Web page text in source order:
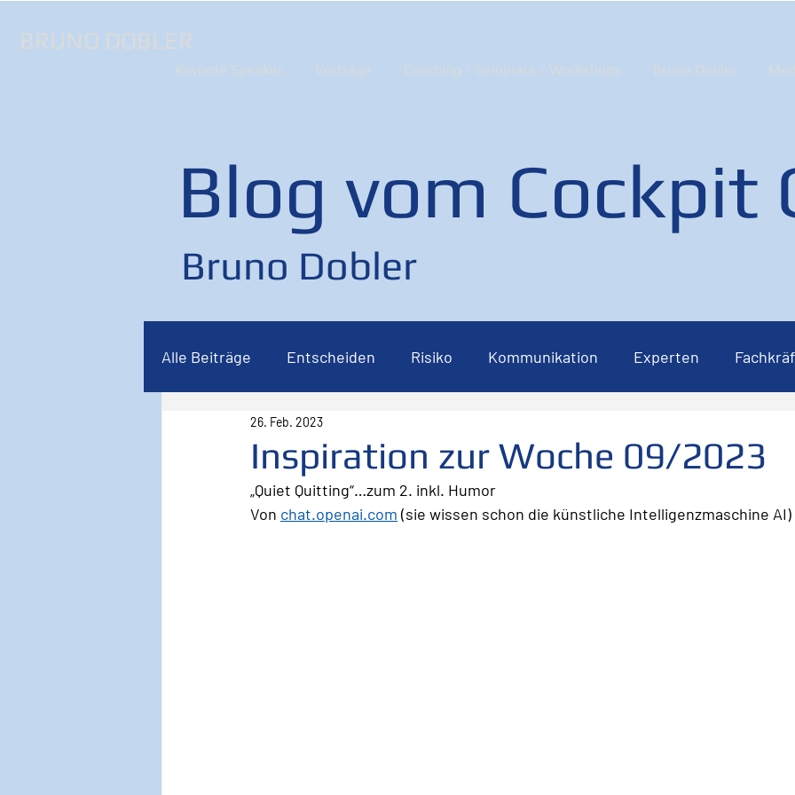
BRUNO DOBLER
Keynote Speaker Vorträge Coaching / Seminare / Workshops Bruno Dobler
Blog vom Cockpit
Bruno Dobler
Alle Beiträge Entscheiden Risiko Kommunikation Experten
Lebenspilot
Sicherheit Inspiration Leadership
Inspiration zur Woche 09/2023
26. Feb. 2023
„Quiet Quitting“…zum 2. inkl. Humor
Von chat.openai.com (sie wissen schon die künstliche Intelligenzmaschine AI)